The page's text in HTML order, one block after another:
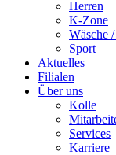
Herren
K-Zone
Wäsche
Sport
Aktuelles
Filialen
Über uns
Kolle
Services
Karriere